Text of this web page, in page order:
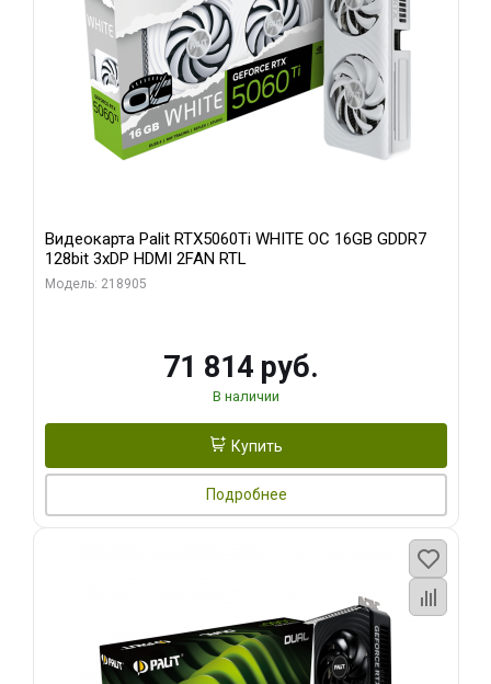
Видеокарта Palit RTX5060Ti WHITE OC 16GB GDDR7
128bit 3xDP HDMI 2FAN RTL
Модель: 218905
71 814 руб.
В наличии
Купить
Подробнее